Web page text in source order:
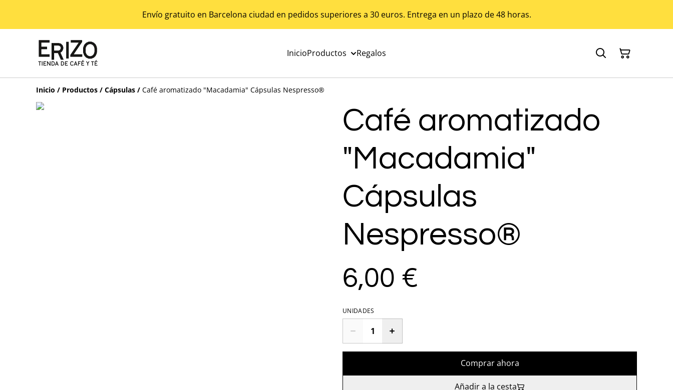
Envío gratuito en Barcelona ciudad en pedidos superiores a 30 euros. Entrega en un plazo de 48 horas.
InicioProductos Regalos
Inicio / Productos / Cápsulas / Café aromatizado "Macadamia" Cápsulas Nespresso®
Café aromatizado
"Macadamia"
Cápsulas
Nespresso®
6,00 €
UNIDADES
Comprar ahora
Añadir a la cesta